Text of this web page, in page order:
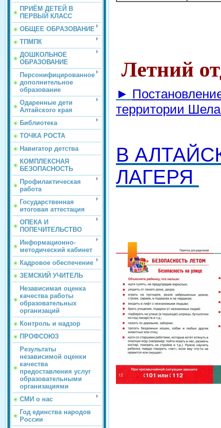
ПРИЁМ ДЕТЕЙ В
ПЕРВЫЙ КЛАСС
ОБЩЕЕ ОБРАЗОВАНИЕ
ТПМПК
ДОШКОЛЬНОЕ
ОБРАЗОВАНИЕ
Персонифицированное
дополнительное
образование
Одаренные дети
Алтайского края
Библиотека
ТОЧКА РОСТА
Навигатор детства
КОМПЛЕКСНАЯ
БЕЗОПАСНОСТЬ
Профилактическая
работа
Государственная
итоговая аттестация
ОПЕКА И
ПОПЕЧИТЕЛЬСТВО
Информационно-
методический кабинет
Кадровое обеспечение
ЗЕМСКИЙ УЧИТЕЛЬ
Независимая оценка
качества работы
образовательных
организаций
Контроль и надзор
ПРОФСОЮЗ
Результаты
независимой оценки
качества
предоставления услуг
образовательными
организациями
СМИ о нас
Год единства народов
России
Летний
►
территории
В
ЛАГЕРЯ